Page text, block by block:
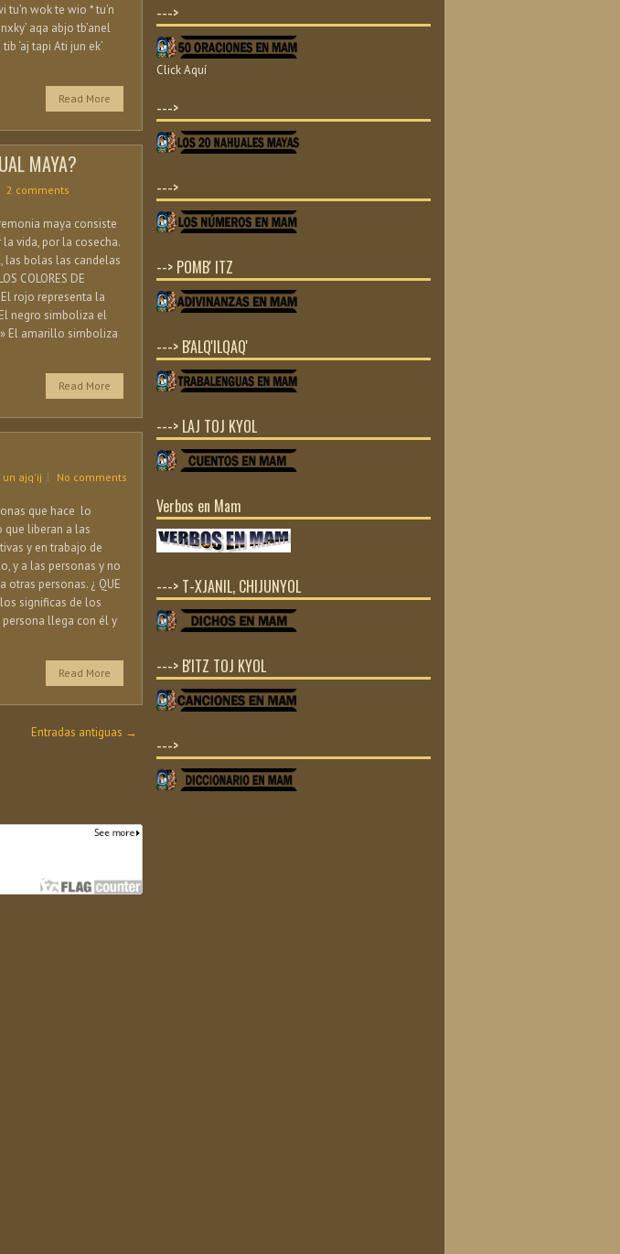
tu’n wok te wio * tu’n
aqa abjo tb’anel
‘aj tapi Ati jun ek’
Read More
MAYA?
2 comments
maya consiste
vida, por la cosecha.
las bolas las candelas
COLORES DE
El rojo representa la
negro simboliza el
El amarillo simboliza
Read More
un ajq'ij No comments
que hace lo
liberan a las
y en trabajo de
y a las personas y no
personas. ¿ QUE
los significas de los
llega con él y
Read More
Entradas antiguas →
--->
Click Aquí
--->
--->
--> POMB' ITZ
---> B'ALQ'ILQAQ'
---> LAJ TOJ KYOL
Verbos en Mam
---> T-XJANIL, CHIJUNYOL
---> B'ITZ TOJ KYOL
--->